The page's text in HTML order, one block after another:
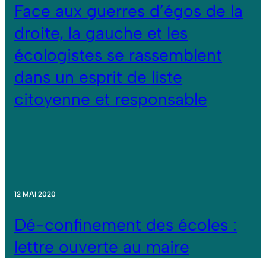
Face aux guerres d’égos de la
droite, la gauche et les
écologistes se rassemblent
dans un esprit de liste
citoyenne et responsable
12 MAI 2020
Dé-confinement des écoles :
lettre ouverte au maire